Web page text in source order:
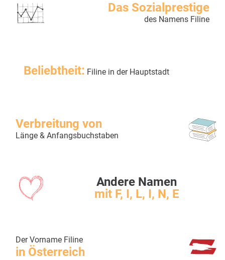
Das Sozialprestige
des Namens Filine
Beliebtheit: Filine in der Hauptstadt
Verbreitung von
Länge & Anfangsbuchstaben
Andere Namen
mit F, I, L, I, N, E
Der Vorname Filine
in Österreich